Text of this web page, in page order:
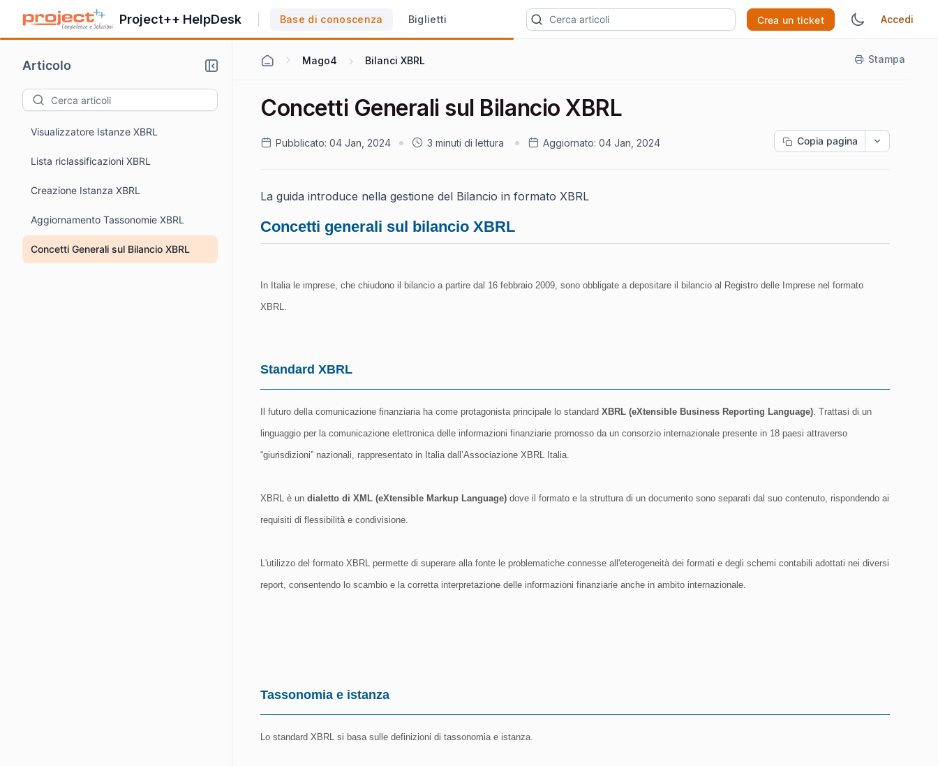
Project++ HelpDesk Base di conoscenza Biglietti Crea un ticket Accedi
Articolo
Visualizzatore Istanze XBRL
Lista riclassificazioni XBRL
Creazione Istanza XBRL
Aggiornamento Tassonomie XBRL
Concetti Generali sul Bilancio XBRL
Mago4 Bilanci XBRL Stampa
Concetti Generali sul Bilancio XBRL
Pubblicato: 04 Jan, 2024 3 minuti di lettura Aggiornato: 04 Jan, 2024 Copia pagina
La guida introduce nella gestione del Bilancio in formato XBRL
Concetti generali sul bilancio XBRL
In Italia le imprese, che chiudono il bilancio a partire dal 16 febbraio 2009, sono obbligate a depositare il bilancio al Registro delle Imprese nel formato
XBRL.
Standard XBRL
Il futuro della comunicazione finanziaria ha come protagonista principale lo standard XBRL (eXtensible Business Reporting Language) . Trattasi di un
linguaggio per la comunicazione elettronica delle informazioni finanziarie promosso da un consorzio internazionale presente in 18 paesi attraverso
“giurisdizioni” nazionali, rappresentato in Italia dall’Associazione XBRL Italia.
XBRL è un dialetto di XML (eXtensible Markup Language) dove il formato e la struttura di un documento sono separati dal suo contenuto, rispondendo ai
requisiti di flessibilità e condivisione.
L'utilizzo del formato XBRL permette di superare alla fonte le problematiche connesse all'eterogeneità dei formati e degli schemi contabili adottati nei diversi
report, consentendo lo scambio e la corretta interpretazione delle informazioni finanziarie anche in ambito internazionale.
Tassonomia e istanza
Lo standard XBRL si basa sulle definizioni di tassonomia e istanza.